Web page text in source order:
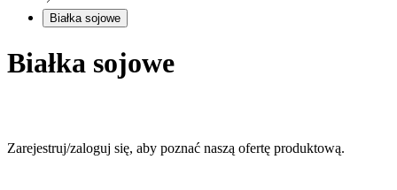
Białka sojowe
Białka sojowe
Zarejestruj/zaloguj się, aby poznać naszą ofertę produktową.